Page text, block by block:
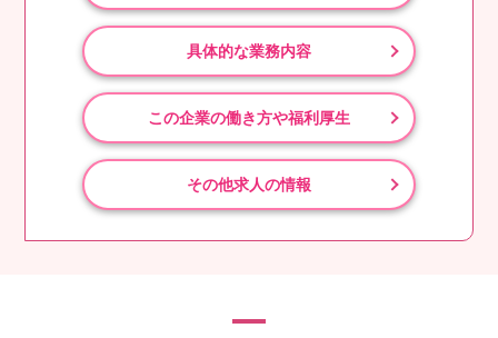
具体的な業務内容
この企業の働き方や福利厚生
その他求人の情報